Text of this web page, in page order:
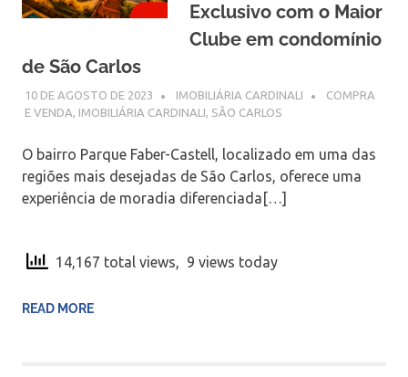
Exclusivo com o Maior
Clube em condomínio
de São Carlos
10 DE AGOSTO DE 2023 IMOBILIÁRIA CARDINALI
COMPRA
E VENDA IMOBILIÁRIA CARDINALI SÃO CARLOS
O bairro Parque Faber-Castell, localizado em uma das
regiões mais desejadas de São Carlos, oferece uma
experiência de moradia diferenciada[…]
14,167 total views, 9 views today
READ MORE